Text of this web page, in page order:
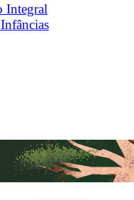
Integral